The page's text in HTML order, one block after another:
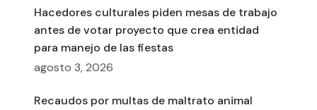
Hacedores culturales piden mesas de trabajo
antes de votar proyecto que crea entidad
para manejo de las fiestas
agosto 3, 2026
Recaudos por multas de maltrato animal